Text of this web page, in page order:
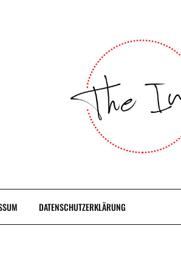
DATENSCHUTZERKLÄRUNG